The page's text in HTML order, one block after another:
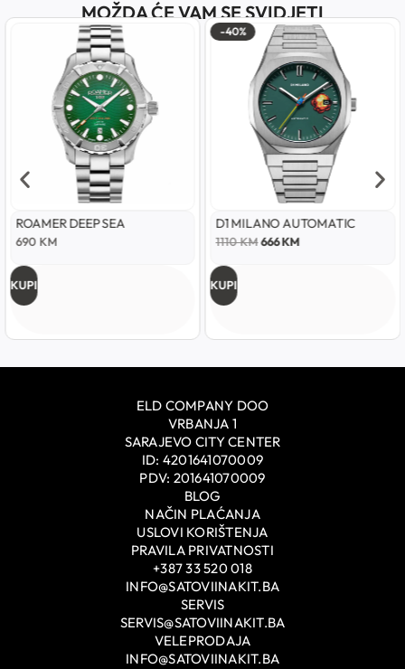
MOŽDA ĆE VAM SE SVIDJETI
ROAMER DEEP SEA
690 KM
KUPI
-40%
D1 MILANO AUTOMATIC
1110KM666KM
KUPI
ELD COMPANY DOO
VRBANJA 1
SARAJEVO CITY CENTER
ID: 4201641070009
PDV: 201641070009
BLOG
NAČIN PLAĆANJA
USLOVI KORIŠTENJA
PRAVILA PRIVATNOSTI
+387 33 520 018
INFO@SATOVIINAKIT.BA
SERVIS
SERVIS@SATOVIINAKIT.BA
VELEPRODAJA
INFO@SATOVIINAKIT.BA